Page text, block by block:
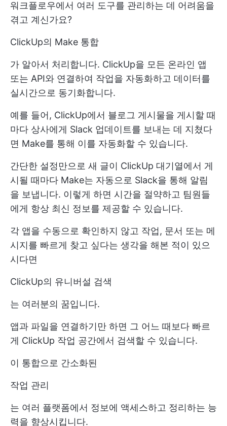
워크플로우에서 여러 도구를 관리하는 데 어려움을
겪고 계신가요?
ClickUp의 Make 통합
가 알아서 처리합니다. ClickUp을 모든 온라인 앱
또는 API와 연결하여 작업을 자동화하고 데이터를
실시간으로 동기화합니다.
예를 들어, ClickUp에서 블로그 게시물을 게시할 때
마다 상사에게 Slack 업데이트를 보내는 데 지쳤다
면 Make를 통해 이를 자동화할 수 있습니다.
간단한 설정만으로 새 글이 ClickUp 대기열에서 게
시될 때마다 Make는 자동으로 Slack을 통해 알림
을 보냅니다. 이렇게 하면 시간을 절약하고 팀원들
에게 항상 최신 정보를 제공할 수 있습니다.
각 앱을 수동으로 확인하지 않고 작업, 문서 또는 메
시지를 빠르게 찾고 싶다는 생각을 해본 적이 있으
시다면
ClickUp의 유니버설 검색
는 여러분의 꿈입니다.
앱과 파일을 연결하기만 하면 그 어느 때보다 빠르
게 ClickUp 작업 공간에서 검색할 수 있습니다.
이 통합으로 간소화된
작업 관리
는 여러 플랫폼에서 정보에 액세스하고 정리하는 능
력을 향상시킵니다.